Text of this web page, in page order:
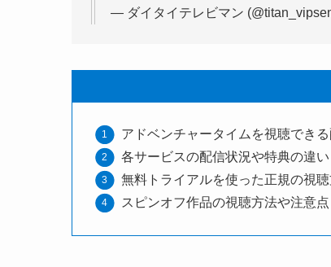
— ダイタイテレビマン
アドベンチャータイムを視聴でき
各サービスの配信状況や特典の違い
無料トライアルを使った正規の視
スピンオフ作品の視聴方法や注意点